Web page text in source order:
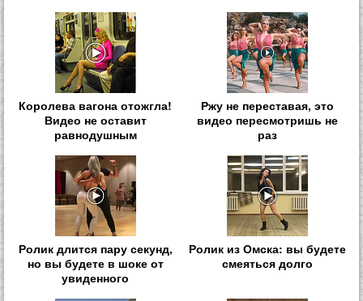
Королева вагона отожгла!
Видео не оставит
равнодушным
Ржу не переставая, это
видео пересмотришь не
раз
Ролик длится пару секунд,
но вы будете в шоке от
увиденного
Ролик из Омска: вы будете
смеяться долго